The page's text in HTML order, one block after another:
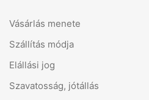
Vásárlás menete
Szállítás módja
Elállási jog
Szavatosság, jótállás